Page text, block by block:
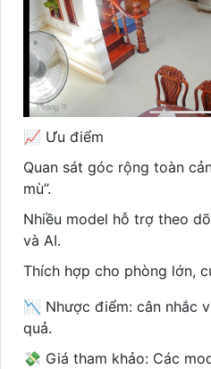
📈 Ưu điểm
Quan sát góc rộng toàn
mù”.
Nhiều model hỗ trợ theo
và AI.
Thích hợp cho phòng lớn,
📉 Nhược điểm: cân nhắc
quả.
💸 Giá tham khảo: Các